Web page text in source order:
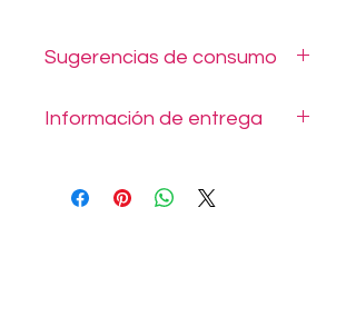
Sugerencias de consumo
coffee o desayunos.
Información de entrega
local en Tomás Moro 1014 Las
Condes.